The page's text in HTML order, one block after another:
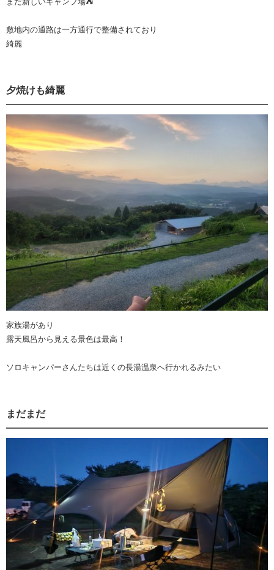
敷地内の通路は一方通行で整備されており
綺麗
夕焼けも綺麗
家族湯があり
露天風呂から見える景色は最高！
ソロキャンパーさんたちは近くの長湯温泉へ行かれるみたい
まだまだ